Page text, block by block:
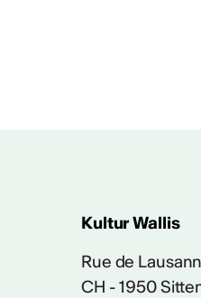
Kultur Wallis
Rue de
CH - 1950